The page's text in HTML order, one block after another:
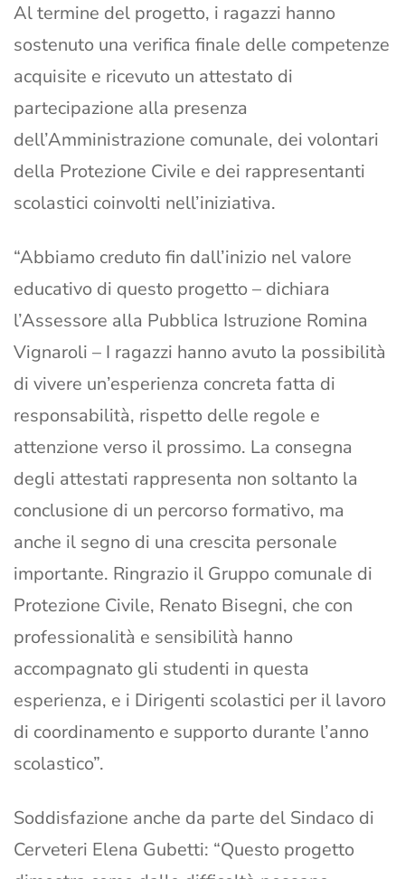
Al termine del progetto, i ragazzi hanno
sostenuto una verifica finale delle competenze
acquisite e ricevuto un attestato di
partecipazione alla presenza
dell’Amministrazione comunale, dei volontari
della Protezione Civile e dei rappresentanti
scolastici coinvolti nell’iniziativa.
“Abbiamo creduto fin dall’inizio nel valore
educativo di questo progetto – dichiara
l’Assessore alla Pubblica Istruzione Romina
Vignaroli – I ragazzi hanno avuto la possibilità
di vivere un’esperienza concreta fatta di
responsabilità, rispetto delle regole e
attenzione verso il prossimo. La consegna
degli attestati rappresenta non soltanto la
conclusione di un percorso formativo, ma
anche il segno di una crescita personale
importante. Ringrazio il Gruppo comunale di
Protezione Civile, Renato Bisegni, che con
professionalità e sensibilità hanno
accompagnato gli studenti in questa
esperienza, e i Dirigenti scolastici per il lavoro
di coordinamento e supporto durante l’anno
scolastico”.
Soddisfazione anche da parte del Sindaco di
Cerveteri Elena Gubetti: “Questo progetto